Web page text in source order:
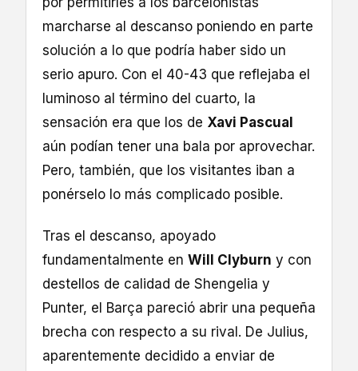
marcharse al descanso poniendo en parte
solución a lo que podría haber sido un
serio apuro. Con el 40-43 que reflejaba el
luminoso al término del cuarto, la
sensación era que los de Xavi Pascual
aún podían tener una bala por aprovechar.
Pero, también, que los visitantes iban a
ponérselo lo más complicado posible.
Tras el descanso, apoyado
fundamentalmente en Will Clyburn y con
destellos de calidad de Shengelia y
Punter, el Barça pareció abrir una pequeña
brecha con respecto a su rival. De Julius,
aparentemente decidido a enviar de